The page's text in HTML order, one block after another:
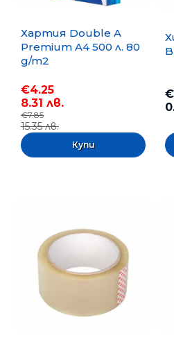
Хартия Double A
Premium A4 500 л. 80
g/m2
€4.25
8.31 лв.
€7.85
15.35 лв.